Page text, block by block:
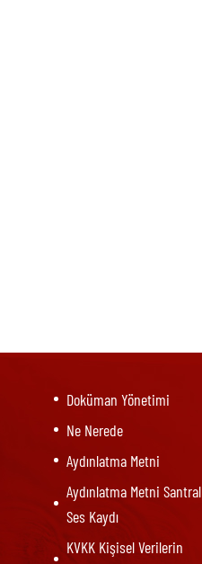
Doküman Yönetimi
Ne Nerede
Aydınlatma Metni
Aydınlatma Metni Santral
Ses Kaydı
KVKK Kişisel Verilerin